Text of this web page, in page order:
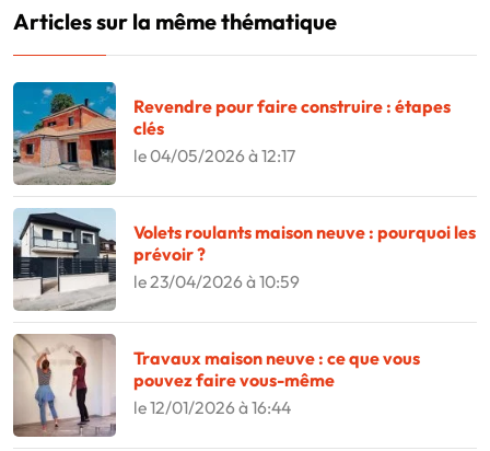
Articles sur la même thématique
Revendre pour faire construire : étapes
clés
le 04/05/2026 à 12:17
Volets roulants maison neuve : pourquoi les
prévoir ?
le 23/04/2026 à 10:59
Travaux maison neuve : ce que vous
pouvez faire vous-même
le 12/01/2026 à 16:44